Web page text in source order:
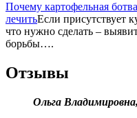
Почему картофельная
лечитьЕсли присутствует
что нужно сделать –
борьбы….
Отзывы
Ольга